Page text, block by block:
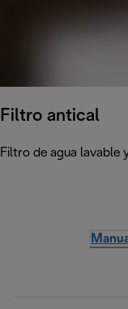
Filtro antical
Filtro de agua lavable